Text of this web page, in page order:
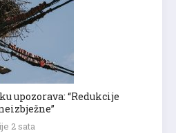
upozorava: “Redukcije
2 sata